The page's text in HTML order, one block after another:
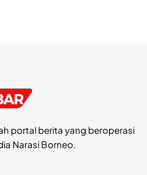
portal berita yang beroperasi
Narasi Borneo.